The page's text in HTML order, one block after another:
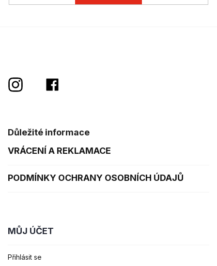
Důležité informace
VRÁCENÍ A REKLAMACE
PODMÍNKY OCHRANY OSOBNÍCH ÚDAJŮ
MŮJ ÚČET
Přihlásit se